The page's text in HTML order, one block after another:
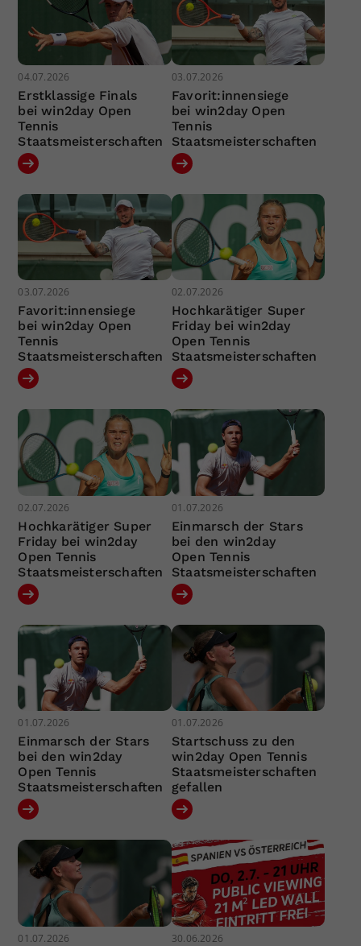
04.07.2026
Erstklassige Finals
bei win2day Open
Tennis
Staatsmeisterschaften
03.07.2026
Favorit:innensiege
bei win2day Open
Tennis
Staatsmeisterschaften
03.07.2026
Favorit:innensiege
bei win2day Open
Tennis
Staatsmeisterschaften
02.07.2026
Hochkarätiger Super
Friday bei win2day
Open Tennis
Staatsmeisterschaften
02.07.2026
Hochkarätiger Super
Friday bei win2day
Open Tennis
Staatsmeisterschaften
01.07.2026
Einmarsch der Stars
bei den win2day
Open Tennis
Staatsmeisterschaften
01.07.2026
Einmarsch der Stars
bei den win2day
Open Tennis
Staatsmeisterschaften
01.07.2026
Startschuss zu den
win2day Open Tennis
Staatsmeisterschaften
gefallen
01.07.2026 30.06.2026